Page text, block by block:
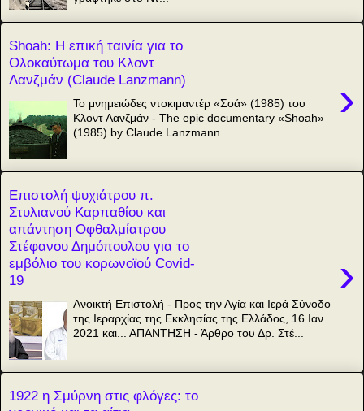
Shoah: Η επική ταινία για το
Ολοκαύτωμα του Κλοντ
Λανζμάν (Claude Lanzmann)
›
Το μνημειώδες ντοκιμαντέρ «Σοά» (1985) του
Κλοντ Λανζμάν - The epic documentary «Shoah»
(1985) by Claude Lanzmann
Επιστολή ψυχιάτρου π.
Στυλιανού Καρπαθίου και
απάντηση Οφθαλμίατρου
Στέφανου Δημόπουλου για το
εμβόλιο του κορωνοϊού Covid-
19
›
Ανοικτή Επιστολή - Προς την Αγία και Ιερά Σύνοδο
της Ιεραρχίας της Εκκλησίας της Ελλάδος, 16 Ιαν
2021 και... ΑΠΑΝΤΗΣΗ - Άρθρο του Δρ. Στέ...
1922 η Σμύρνη στις φλόγες: το